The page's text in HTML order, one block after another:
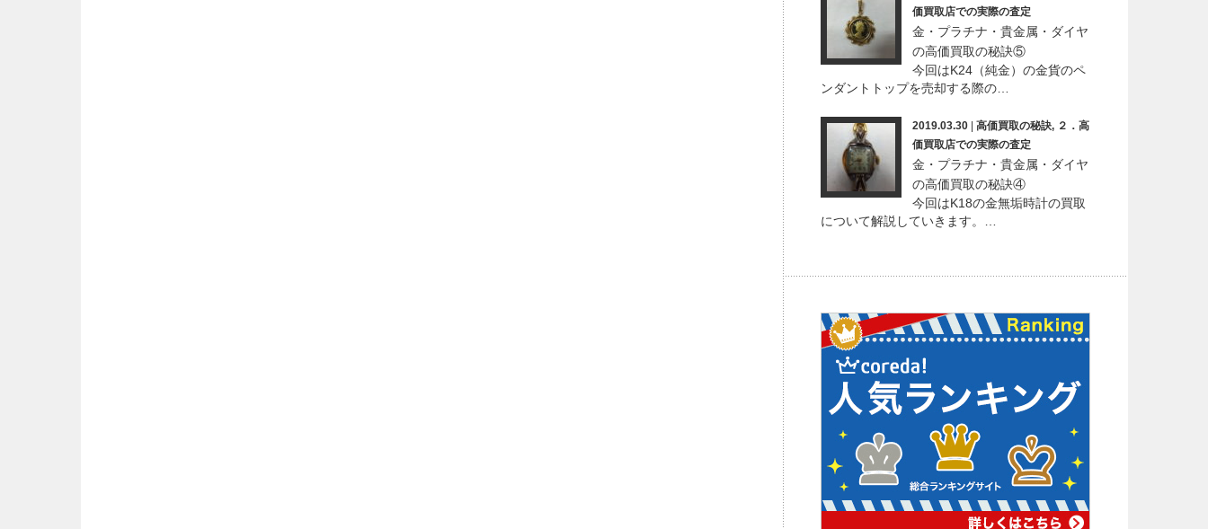
価買取店での実際の査定
金・プラチナ・貴金属・ダイヤ
の高価買取の秘訣⑤
今回はK24（純金）の金貨のペ
ンダントトップを売却する際の…
2019.03.30 高価買取の秘訣, ２．高
価買取店での実際の査定
金・プラチナ・貴金属・ダイヤ
の高価買取の秘訣④
今回はK18の金無垢時計の買取
について解説していきます。…